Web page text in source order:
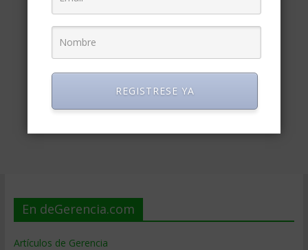
En deGerencia.com
Artículos de Gerencia
REGISTRESE YA